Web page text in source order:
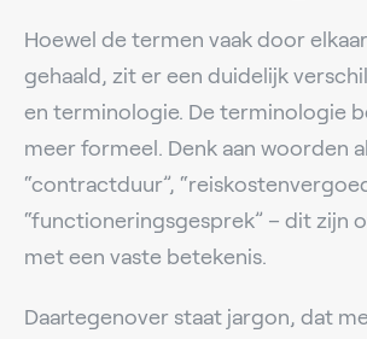
Hoewel de termen vaak door
gehaald, zit er een duidelijk
en terminologie. De terminologie
meer formeel. Denk aan woorden
“contractduur”,
“functioneringsgesprek” – dit zijn
met een vaste betekenis.
Daartegenover staat jargon, dat